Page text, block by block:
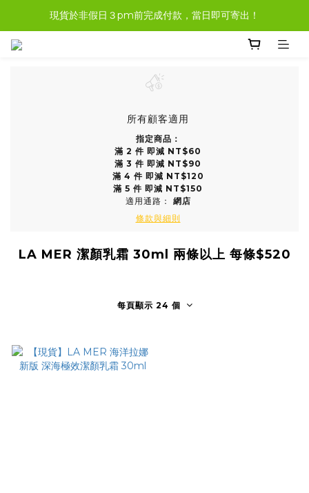
現貨商品，大多都可任選３樣免運哦。
現貨於非假日３pm前完成付款，當日即可寄出！
所有顧客適用
指定商品：
滿 2 件 即減 NT$60
滿 3 件 即減 NT$90
滿 4 件 即減 NT$120
滿 5 件 即減 NT$150
適用通路： 網店
條款與細則
LA MER 潔顏乳霜 30ml 兩條以上 每條$520
每頁顯示 24 個